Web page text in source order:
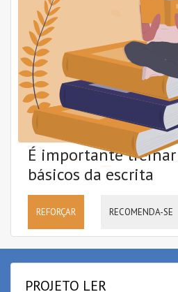
É importante treinar
básicos da escrita
REFORÇAR RECOMENDA-SE
PROJETO LER